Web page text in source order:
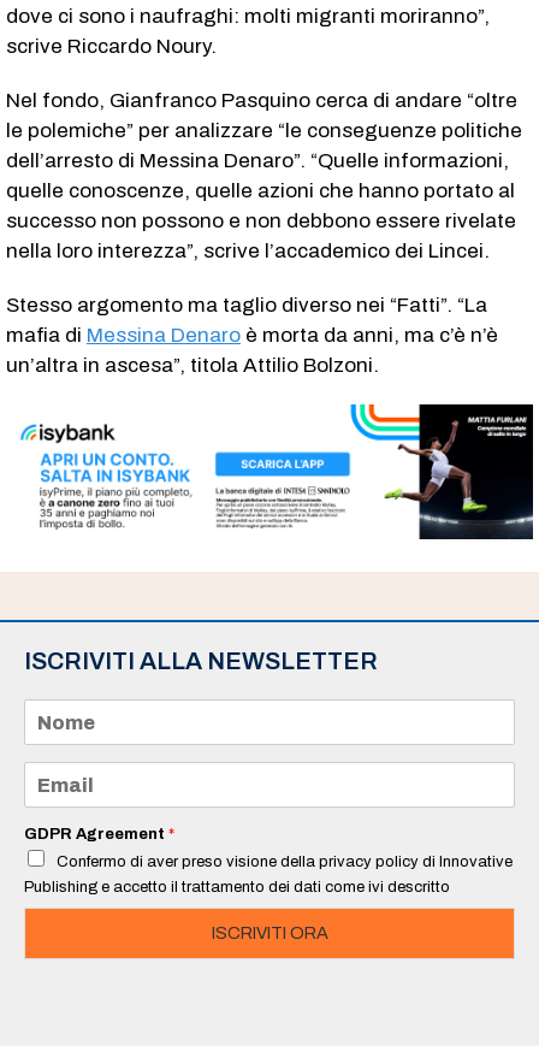
dove ci sono i naufraghi: molti migranti moriranno”,
scrive Riccardo Noury.
Nel fondo, Gianfranco Pasquino cerca di andare “oltre
le polemiche” per analizzare “le conseguenze politiche
dell’arresto di Messina Denaro”. “Quelle informazioni,
quelle conoscenze, quelle azioni che hanno portato al
successo non possono e non debbono essere rivelate
nella loro interezza”, scrive l’accademico dei Lincei.
Stesso argomento ma taglio diverso nei “Fatti”. “La
mafia di Messina Denaro è morta da anni, ma c’è n’è
un’altra in ascesa”, titola Attilio Bolzoni.
ISCRIVITI ALLA NEWSLETTER
m
e
a
i
*
GDPR Agreement *
Confermo di aver preso visione della privacy policy di Innovative
Publishing e accetto il trattamento dei dati come ivi descritto
ISCRIVITI ORA